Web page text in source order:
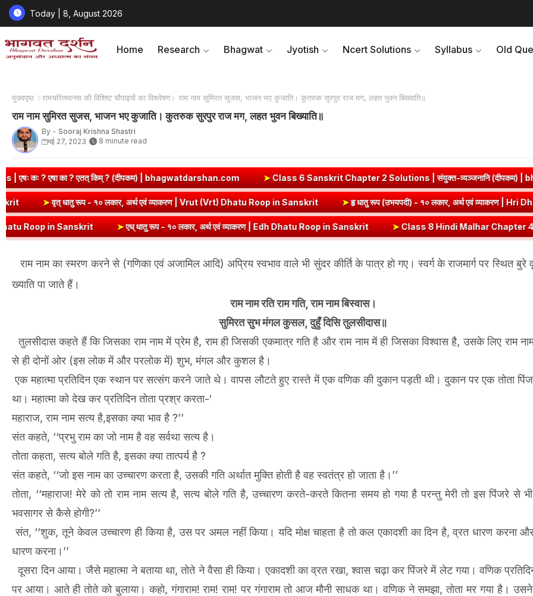
Today | 8, August 2026
Home Research Bhagwat Jyotish Ncert Solutions Syllabus Old
मुख्यपृष्ठ रामचरितमानस की विशिष्ट चौपाइयों का विश्लेषण राम नाम सुमिरत सुजस, भाजन भए कुजाति। कुतरुक सुरपुर राज मग, लहत भुवन बिख्याति॥
राम नाम सुमिरत सुजस, भाजन भए कुजाति। कुतरुक सुरपुर राज मग, लहत भुवन बिख्याति॥
By - Sooraj Krishna Shastri
मई 27, 2023
8 minute read
किम् ? (दीपकम) | bhagwatdarshan.com ➤Class 6 Sanskrit Chapter 2 Solutions | संयुक्त-व्यञ्जनानि (दीपकम) |
Roop in Sanskrit ➤वृत् धातु रूप - १० लकार, अर्थ एवं व्याकरण | Vrut (Vrt) Dhatu Roop in Sanskrit ➤हृ धातु रूप (उभयपदी) - १० लकार,
➤एध् धातु रूप - १० लकार, अर्थ एवं व्याकरण | Edh Dhatu Roop in Sanskrit ➤Class 8 Hindi Malhar Chapter 4 Haridwar | हरिद्वार
राम नाम का स्मरण करने से (गणिका एवं अजामिल आदि) अप्रिय स्वभाव वाले भी सुंदर कीर्ति के पात्र हो गए। स्वर्ग के राजमार्ग पर स्थित बुरे
ख्याति पा जाते हैं।
राम नाम रति राम गति, राम नाम बिस्वास।
सुमिरत सुभ मंगल कुसल, दुहुँ दिसि तुलसीदास॥
तुलसीदास कहते हैं कि जिसका राम नाम में प्रेम है, राम ही जिसकी एकमात्र गति है और राम नाम में ही जिसका विश्वास है, उसके लिए राम
से ही दोनों ओर (इस लोक में और परलोक में) शुभ, मंगल और कुशल है।
एक महात्मा प्रतिदिन एक स्थान पर सत्संग करने जाते थे। वापस लौटते हुए रास्ते में एक वणिक की दुकान पड़ती थी। दुकान पर एक तोता
था। महात्मा को देख कर प्रतिदिन तोता प्रश्र करता-‘
महाराज, राम नाम सत्य है,इसका क्या भाव है ?’’
संत कहते, ‘‘प्रभु राम का जो नाम है वह सर्वथा सत्य है।
तोता कहता, सत्य बोले गति है, इसका क्या तात्पर्य है ?
संत कहते, ‘‘जो इस नाम का उच्चारण करता है, उसकी गति अर्थात मुक्ति होती है वह स्वतंत्र हो जाता है।’’
तोता, ‘‘महाराज! मेरे को तो राम नाम सत्य है, सत्य बोले गति है, उच्चारण करते-करते कितना समय हो गया है परन्तु मेरी तो इस पिंजरे से
भवसागर से कैसे होगी?’’
संत, ‘‘शुक, तूने केवल उच्चारण ही किया है, उस पर अमल नहीं किया। यदि मोक्ष चाहता है तो कल एकादशी का दिन है, व्रत धारण करना
धारण करना।’’
दूसरा दिन आया। जैसे महात्मा ने बताया था, तोते ने वैसा ही किया। एकादशी का व्रत रखा, श्वास चढ़ा कर पिंजरे में लेट गया। वणिक
पर आया। आते ही तोते को बुलाया। कहो, गंगाराम! राम! राम! पर गंगाराम तो आज मौनी साधक था। वणिक ने समझा, तोता मर गया है।